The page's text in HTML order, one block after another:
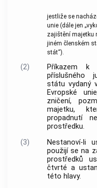
jestliže se
unie (dále jen
zajištění majetku
jiném členském
stát“).
(2)
Příkazem
příslušného
státu vydaný
Evropské
zničení,
majetku,
propadnutí
prostředku.
(3)
Nestanoví-li
použijí se na
prostředků
čtvrté a
této hlavy.